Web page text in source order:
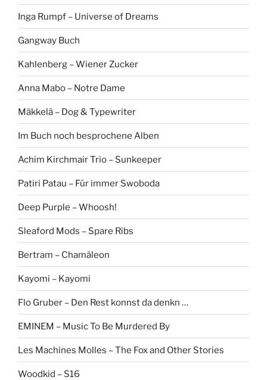
Inga Rumpf – Universe of Dreams
Gangway Buch
Kahlenberg – Wiener Zucker
Anna Mabo – Notre Dame
Mäkkelä – Dog & Typewriter
Im Buch noch besprochene Alben
Achim Kirchmair Trio – Sunkeeper
Patiri Patau – Für immer Swoboda
Deep Purple – Whoosh!
Sleaford Mods – Spare Ribs
Bertram – Chamäleon
Kayomi – Kayomi
Flo Gruber – Den Rest konnst da denkn …
EMINEM – Music To Be Murdered By
Les Machines Molles – The Fox and Other Stories
Woodkid – S16